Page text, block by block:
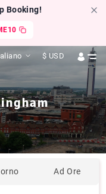
Booking!
$ USD
Ad Ore